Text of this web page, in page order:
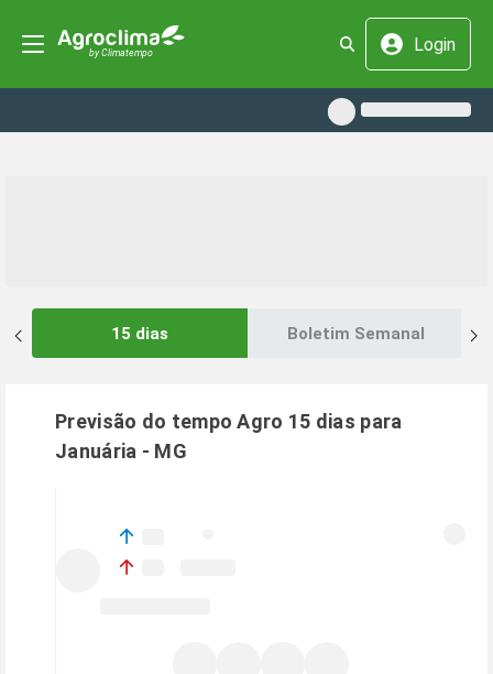
Login
15 dias Boletim Semanal
Previsão do tempo Agro 15 dias para
Januária - MG